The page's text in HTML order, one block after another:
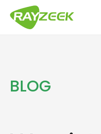
Inhalt
BLOG